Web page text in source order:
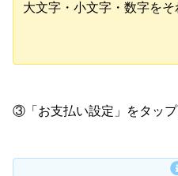
大文字・小文字・数字を
③「お支払い設定」をタップ